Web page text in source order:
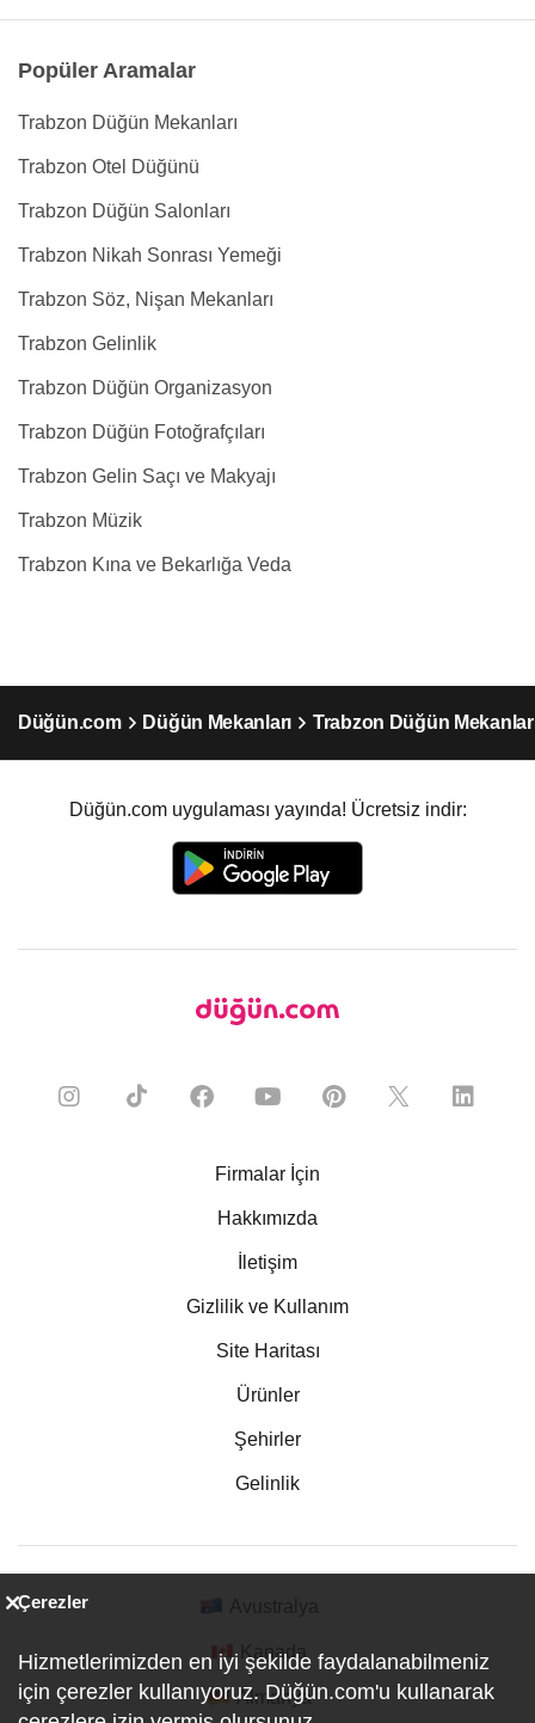
Popüler Aramalar
Trabzon Düğün Mekanları
Trabzon Otel Düğünü
Trabzon Düğün Salonları
Trabzon Nikah Sonrası Yemeği
Trabzon Söz, Nişan Mekanları
Trabzon Gelinlik
Trabzon Düğün Organizasyon
Trabzon Düğün Fotoğrafçıları
Trabzon Gelin Saçı ve Makyajı
Trabzon Müzik
Trabzon Kına ve Bekarlığa Veda
Düğün.com Düğün Mekanları Trabzon Düğün
Düğün.com uygulaması yayında! Ücretsiz indir:
Firmalar İçin
Hakkımızda
İletişim
Gizlilik ve Kullanım
Site Haritası
Ürünler
Şehirler
Gelinlik
Kanada
Almanya
Çerezler
Hizmetlerimizden en iyi şekilde faydalanabilmeniz
için çerezler kullanıyoruz. Düğün.com'u kullanarak